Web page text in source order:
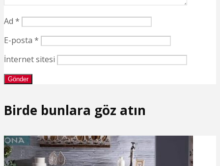
Ad *
E-posta *
İnternet sitesi
Birde bunlara göz atın